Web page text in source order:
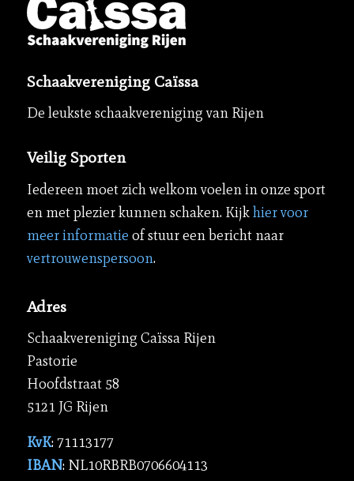
Schaakvereniging Caïssa
De leukste schaakvereniging van Rijen
Veilig Sporten
Iedereen moet zich welkom voelen in onze sport
en met plezier kunnen schaken. Kijkhier voor
meer informatie of stuur een bericht naar
vertrouwenspersoon.
Adres
Schaakvereniging Caïssa Rijen
Pastorie
Hoofdstraat 58
5121 JG Rijen
KvK: 71113177
IBAN: NL10RBRB0706604113